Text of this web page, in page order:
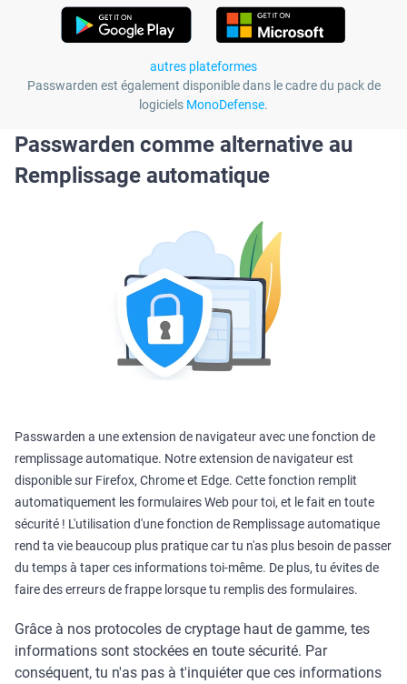
autres plateformes
Passwarden est également disponible dans le cadre du pack de
logiciels MonoDefense.
Passwarden comme alternative au
Remplissage automatique
Passwarden a une extension de navigateur avec une fonction de
remplissage automatique. Notre extension de navigateur est
disponible sur Firefox, Chrome et Edge. Cette fonction remplit
automatiquement les formulaires Web pour toi, et le fait en toute
sécurité ! L'utilisation d'une fonction de Remplissage automatique
rend ta vie beaucoup plus pratique car tu n'as plus besoin de passer
du temps à taper ces informations toi-même. De plus, tu évites de
faire des erreurs de frappe lorsque tu remplis des formulaires.
Grâce à nos protocoles de cryptage haut de gamme, tes
informations sont stockées en toute sécurité. Par
conséquent, tu n'as pas à t'inquiéter que ces informations